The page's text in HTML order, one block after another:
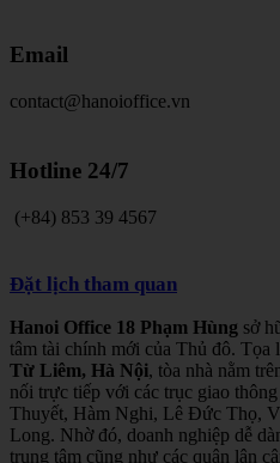
Email
contact@hanoioffice.vn
Hotline 24/7
(+84) 853 39 4567
Đặt lịch tham quan
Hanoi Office 18 Phạm Hùng sở
tâm tài chính mới của Thủ đô. Tọa
Từ Liêm, Hà Nội, tòa nhà nằm
nối trực tiếp với các trục giao
Thuyết, Hàm Nghi, Lê Đức Thọ,
Long. Nhờ đó, doanh nghiệp dễ
trung tâm cũng như các quận lân